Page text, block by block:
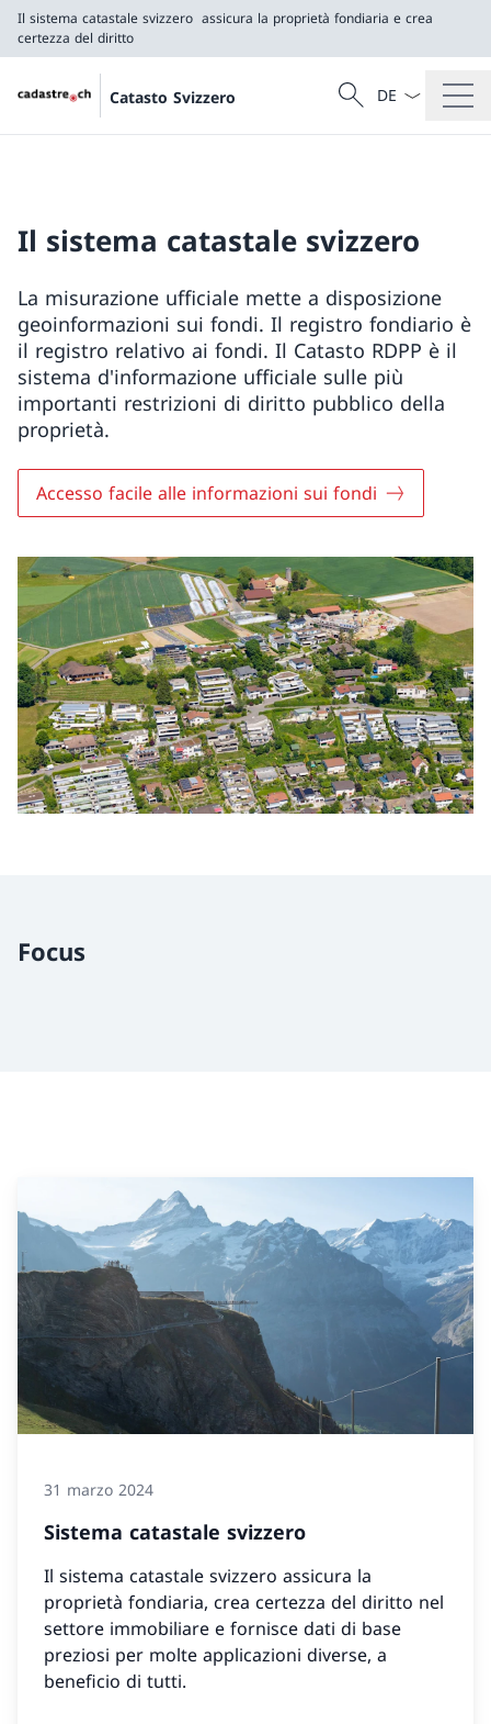
Il sistema catastale svizzero assicura la proprietà fondiaria e crea
certezza del diritto
Catasto Svizzero
assicura la proprietà fondiaria e crea certezza
Cercare
Ricerca
Dal menu a
Il sistema catastale svizzero
La misurazione ufficiale mette a disposizione
geoinformazioni sui fondi. Il registro fondiario è
il registro relativo ai fondi. Il Catasto RDPP è il
sistema d'informazione ufficiale sulle più
importanti restrizioni di diritto pubblico della
proprietà.
Accesso facile alle informazioni sui fondi
Focus
31 marzo 2024
Sistema catastale svizzero
Il sistema catastale svizzero assicura la
proprietà fondiaria, crea certezza del diritto nel
settore immobiliare e fornisce dati di base
preziosi per molte applicazioni diverse, a
beneficio di tutti.